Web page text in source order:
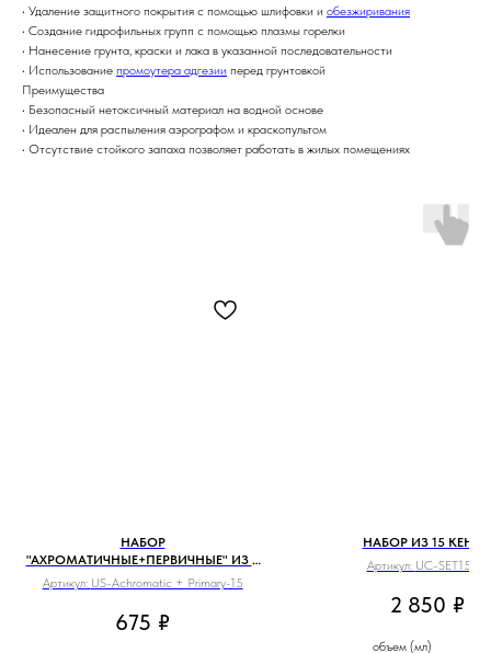
• Удаление защитного покрытия с помощью шлифовки и обезжиривания
• Создание гидрофильных групп с помощью плазмы горелки
• Нанесение грунта, краски и лака в указанной последовательности
• Использование промоутера адгезии перед грунтовкой
Преимущества
• Безопасный нетоксичный материал на водной основе
• Идеален для распыления аэрографом и краскопультом
• Отсутствие стойкого запаха позволяет работать в жилых помещениях
НАБОР
"АХРОМАТИЧНЫЕ+ПЕРВИЧНЫЕ" ИЗ 5
БАЗОВЫХ ЦВЕТОВ
Артикул: US-Achromatic + Primary-15
675 ₽
НАБОР ИЗ 15
Артикул: UC-SET15-15
2 850 ₽
объем (мл)